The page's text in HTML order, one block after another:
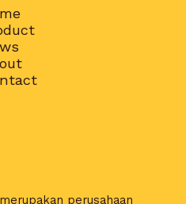
perusahaan